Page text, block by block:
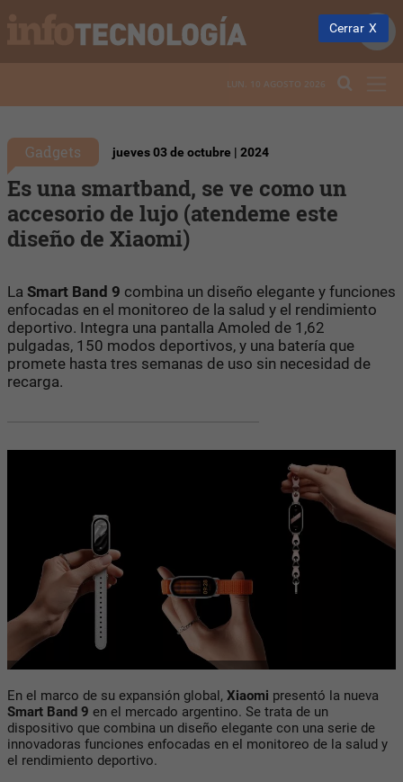
LUN. 10 AGOSTO 2026
Gadgets jueves 03 de octubre | 2024
Es una smartband, se ve como un
accesorio de lujo (atendeme este
diseño de Xiaomi)
La Smart Band 9 combina un diseño elegante y funciones
enfocadas en el monitoreo de la salud y el rendimiento
deportivo. Integra una pantalla Amoled de 1,62
pulgadas, 150 modos deportivos, y una batería que
promete hasta tres semanas de uso sin necesidad de
recarga.
En el marco de su expansión global, Xiaomi presentó la nueva
Smart Band 9 en el mercado argentino. Se trata de un
dispositivo que combina un diseño elegante con una serie de
innovadoras funciones enfocadas en el monitoreo de la salud y
el rendimiento deportivo.
Cerrar